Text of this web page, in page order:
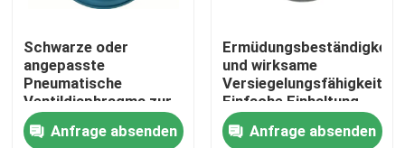
Qualitätskontrolle
Neuigkeiten
Schwarze oder
angepasste
Pneumatische
Ventildiaphragma zur
Steuerung von
Ventilmedien
Anfrage absenden
Ermüdungsbeständigkeit
und wirksame
Versiegelungsfähigkeit
Einfache Einhaltung
der Vorschriften
Anfrage absenden